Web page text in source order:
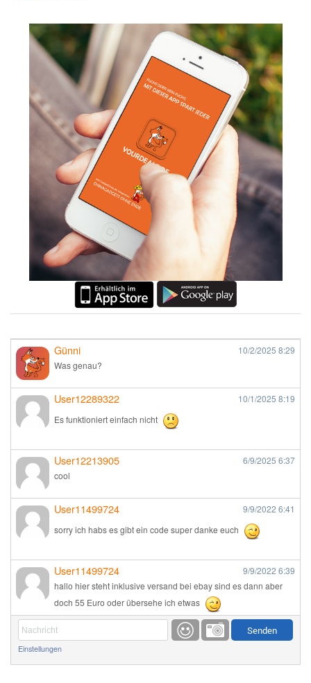
Günni 10/2/2025 8:29
Was genau?
User12289322 10/1/2025 8:19
Es funktioniert einfach nicht
User12213905 6/9/2025 6:37
cool
User11499724 9/9/2022 6:41
sorry ich habs es gibt ein code super danke euch
User11499724 9/9/2022 6:39
hallo hier steht inklusive versand bei ebay sind es dann aber
doch 55 Euro oder übersehe ich etwas
Günni 9/1/20226:17
Einstellungen